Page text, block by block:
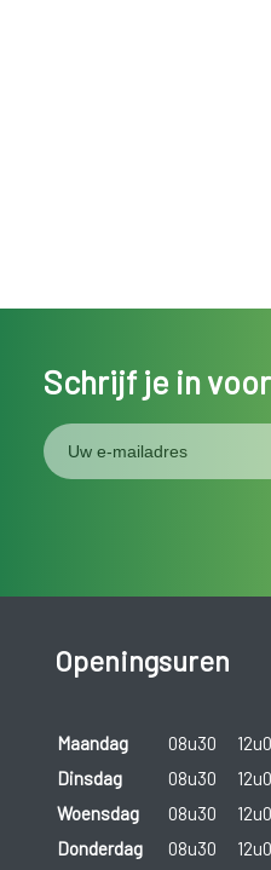
Schrijf je in
Openingsuren
Maandag 08u30
Dinsdag
08u30
Woensdag
08u30
Donderdag
08u30